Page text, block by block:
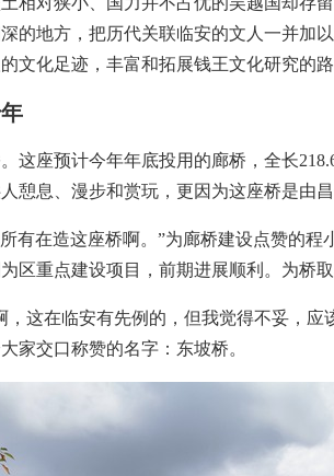
的地方，把历代关联临安的文人一并
化足迹，丰富和拓展钱王文化研究的路
座预计今年年底投用的廊桥，全长
息、漫步和赏玩，更因为这座桥是由
有在造这座桥啊。”为廊桥建设点赞的
重点建设项目，前期进展顺利。为桥
这在临安有先例的，但我觉得不妥，
家交口称赞的名字：东坡桥。